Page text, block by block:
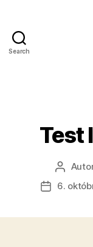
Search
Test
Autor
článku
Dátum
6.